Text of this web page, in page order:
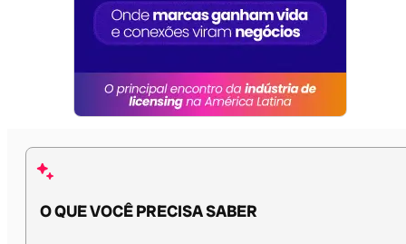
O QUE VOCÊ PRECISA SABER